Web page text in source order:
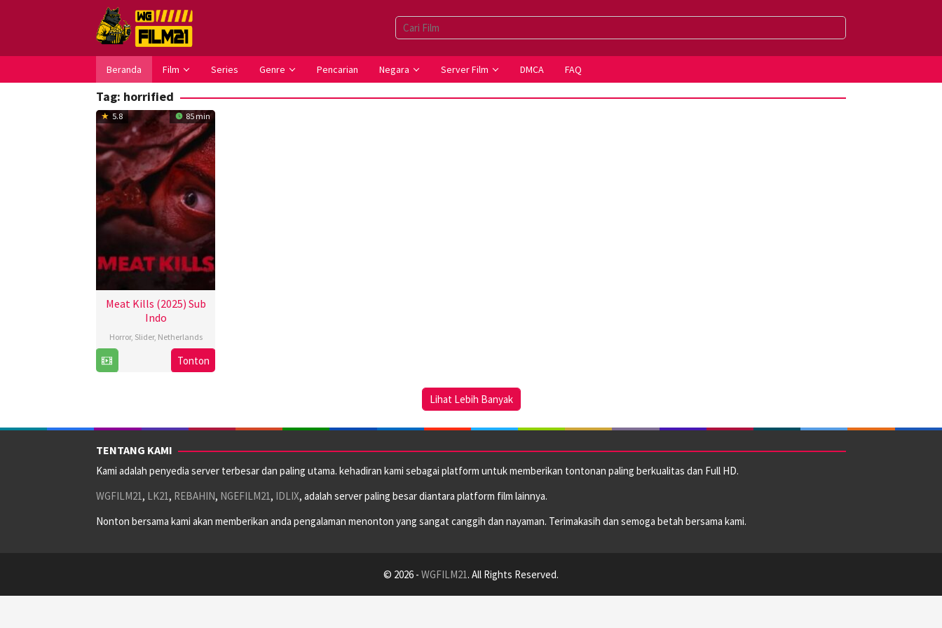
Beranda Film Series Genre Pencarian Negara Server Film DMCA FAQ
Tag: horrified
5.8 85 min
Meat Kills (2025) Sub
Indo
Horror, Slider, Netherlands
Sep
Martijn
Smits
Tonton
Lihat Lebih Banyak
TENTANG KAMI
Kami adalah penyedia server terbesar dan paling utama. kehadiran kami sebagai platform untuk memberikan tontonan paling berkualitas dan Full HD.
WGFILM21, LK21, REBAHIN, NGEFILM21, IDLIX, adalah server paling besar diantara platform film lainnya.
Nonton bersama kami akan memberikan anda pengalaman menonton yang sangat canggih dan nayaman. Terimakasih dan semoga betah bersama kami.
© 2026 - WGFILM21. All Rights Reserved.